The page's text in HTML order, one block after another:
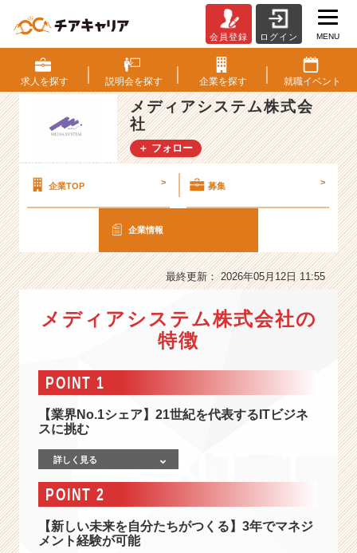
デ
ィ
ア
シ
ス
テ
ム
会
社
報
-
ル
ー
社】
業
会員登録 ログイン MENU
求人を探す 説明会を探す 企業を探す 就職イベント
メディアシステム株式会
社
＋ フォロー
企業TOP > 募集 >
企業情報
最終更新： 2026年05月12日 11:55
メディアシステム株式会社の
特徴
POINT 1
【業界No.1シェア】21世紀を代表するITビジネ
スに挑む
詳しく見る
POINT 2
【新しい未来を自分たちがつくる】3年でマネジ
メント経験が可能